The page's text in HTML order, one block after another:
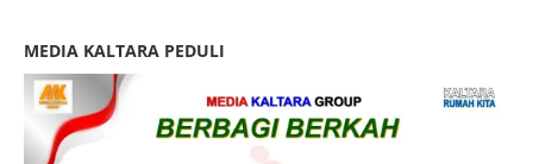
MEDIA KALTARA PEDULI